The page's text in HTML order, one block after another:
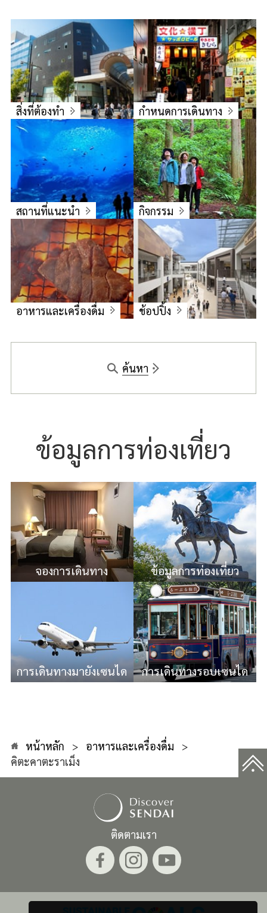
สิ่งที่ต้องทำ กำหนดการเดินทาง
สถานที่แนะนำ กิจกรรม
อาหารและเครื่องดื่ม ช้อปปิ้ง
ค้นหา
ข้อมูลการท่องเที่ยว
จองการเดินทาง ข้อมูลการท่องเที่ยว
การเดินทางมายังเซนได การเดินทางรอบเซนได
หน้าหลัก
อาหารและเครื่องดื่ม
คิตะคาตะราเม็ง
ติดตามเรา